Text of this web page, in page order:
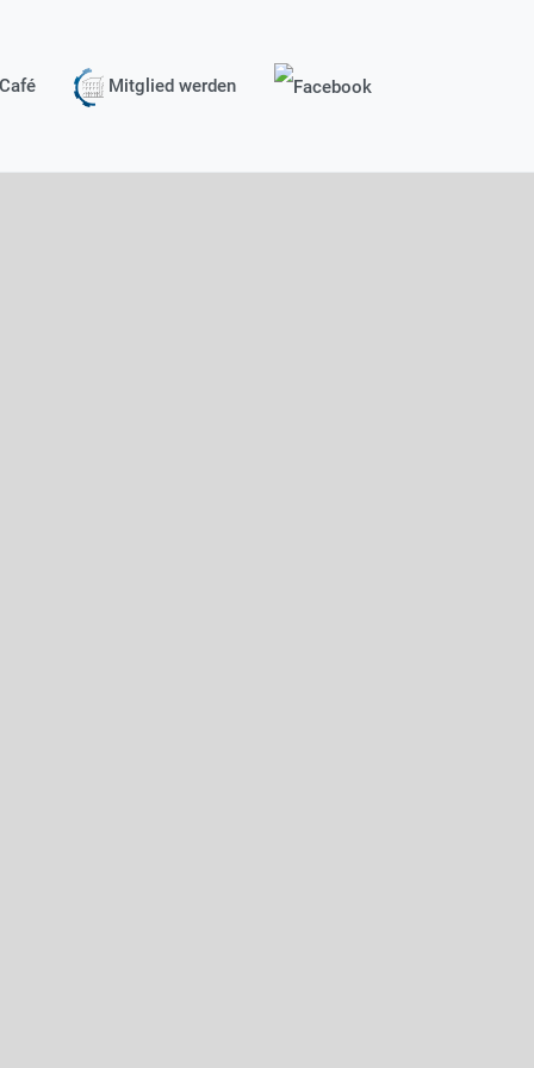
Mitglied werden